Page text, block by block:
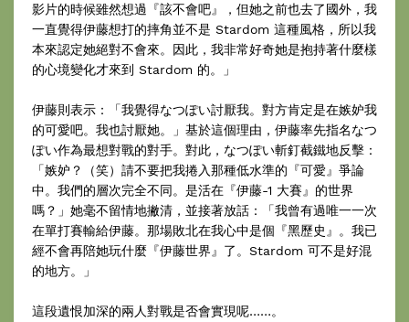
影片的時候雖然想過『該不會吧』，但她之前也去了國外，我
一直覺得伊藤想打的摔角並不是 Stardom 這種風格，所以我
本來認定她絕對不會來。因此，我非常好奇她是抱持著什麼樣
的心境變化才來到 Stardom 的。」
伊藤則表示：「我覺得なつぽい討厭我。對方肯定是在嫉妒我
的可愛吧。我也討厭她。」基於這個理由，伊藤率先指名なつ
ぽい作為最想對戰的對手。對此，なつぽい斬釘截鐵地反擊：
「嫉妒？（笑）請不要把我捲入那種低水準的『可愛』爭論
中。我們的層次完全不同。是活在『伊藤-1 大賽』的世界
嗎？」她毫不留情地撇清，並接著放話：「我曾有過唯一一次
在單打賽輸給伊藤。那場敗北在我心中是個『黑歷史』。我已
經不會再陪她玩什麼『伊藤世界』了。Stardom 可不是好混
的地方。」
這段遺恨加深的兩人對戰是否會實現呢……。